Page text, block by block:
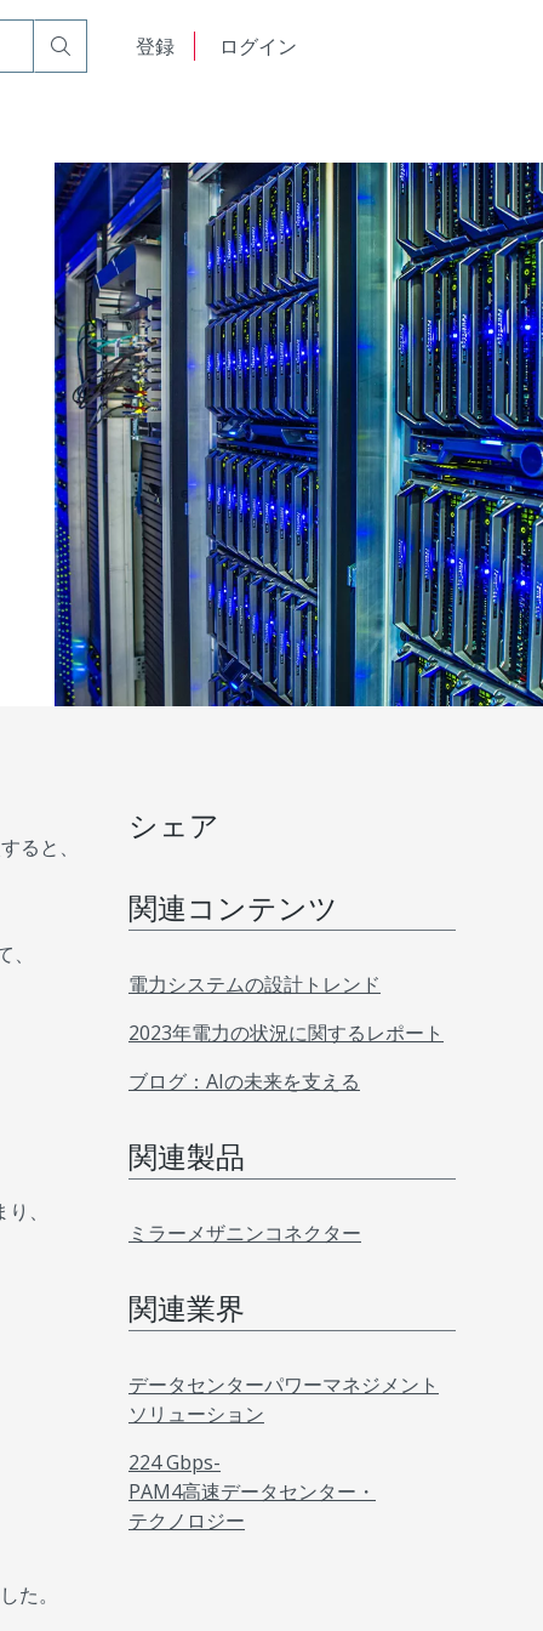
登録 ログイン
ると、
、
た。
シェア
関連コンテンツ
電力システムの設計トレンド
2023年電力の状況に関するレポート
ブログ：AIの未来を支える
関連製品
ミラーメザニンコネクター
関連業界
データセンターパワーマネジメント
ソリューション
224 Gbps-
PAM4高速データセンター・
テクノロジー